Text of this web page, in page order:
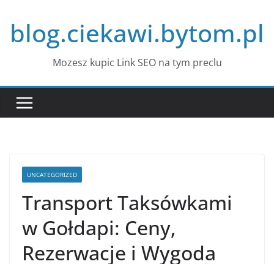
treściblog.ciekawi.bytom.pl
Mozesz kupic Link SEO na tym preclu
UNCATEGORIZED
Transport Taksówkami
w Gołdapi: Ceny,
Rezerwacje i Wygoda